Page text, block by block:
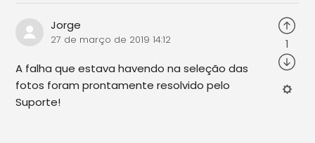
Jorge
27 de março de 2019 14:12
A falha que estava havendo na seleção das
fotos foram prontamente resolvido pelo
Suporte!
1